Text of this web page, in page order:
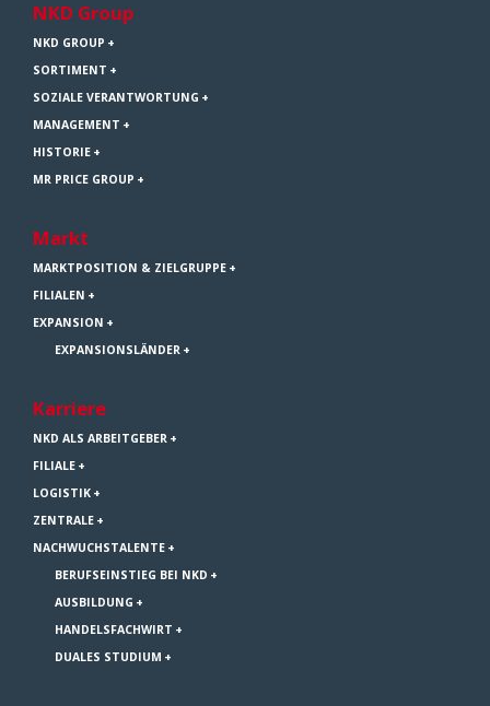
NKD Group
NKD GROUP
SORTIMENT
SOZIALE VERANTWORTUNG
MANAGEMENT
HISTORIE
MR PRICE GROUP
Markt
MARKTPOSITION & ZIELGRUPPE
FILIALEN
EXPANSION
EXPANSIONSLÄNDER
Karriere
NKD ALS ARBEITGEBER
FILIALE
LOGISTIK
ZENTRALE
NACHWUCHSTALENTE
BERUFSEINSTIEG BEI NKD
AUSBILDUNG
HANDELSFACHWIRT
DUALES STUDIUM